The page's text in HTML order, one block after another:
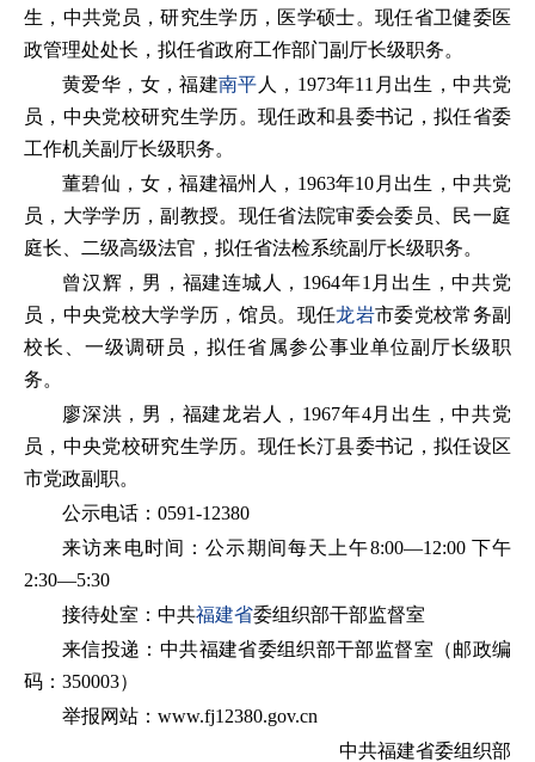
生，中共党员，研究生学历，医学硕士。现任省卫健委医
政管理处处长，拟任省政府工作部门副厅长级职务。
黄爱华，女，福建南平 人，1973年11月出生，中共党
员，中央党校研究生学历。现任政和县委书记，拟任省委
工作机关副厅长级职务。
董碧仙，女，福建福州人，1963年10月出生，中共党
员，大学学历，副教授。现任省法院审委会委员、民一庭
庭长、二级高级法官，拟任省法检系统副厅长级职务。
曾汉辉，男，福建连城人，1964年1月出生，中共党
员，中央党校大学学历，馆员。现任龙岩市委党校常务副
校长、一级调研员，拟任省属参公事业单位副厅长级职
务。
廖深洪，男，福建龙岩人，1967年4月出生，中共党
员，中央党校研究生学历。现任长汀县委书记，拟任设区
市党政副职。
公示电话：0591-12380
来访来电时间：公示期间每天上午8:00—12:00 下午
2:30—5:30
接待处室：中共福建省委组织部干部监督室
来信投递：中共福建省委组织部干部监督室（邮政编
码：350003）
举报网站：www.fj12380.gov.cn
中共福建省委组织部